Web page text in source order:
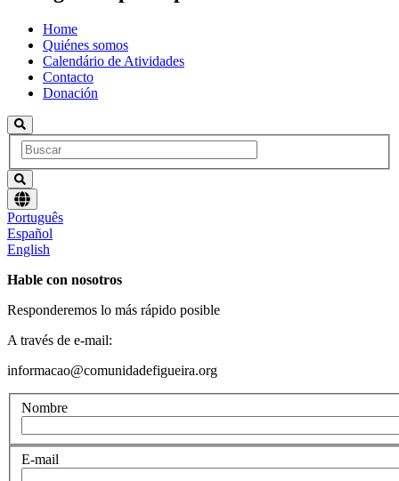
Home
Quiénes somos
Calendário de Atividades
Contacto
Donación
Elegir
un
idioma
Português
Español
English
Hable con nosotros
Responderemos lo más rápido posible
A través de e-mail:
informacao@comunidadefigueira.org
Nombre
E-mail